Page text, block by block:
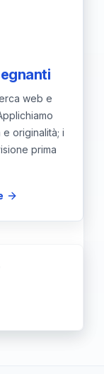
e
web e
originalità; i
prima